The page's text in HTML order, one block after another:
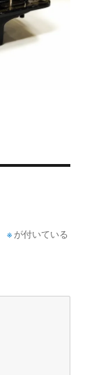
※ が付いている